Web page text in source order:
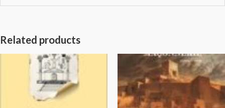
Related products